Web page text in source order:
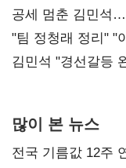
공세 멈춘 김민석
"팀 정청래 정리" "
다툼 격화
김민석 "경선갈등
많이 본 뉴스
전국 기름값 12주